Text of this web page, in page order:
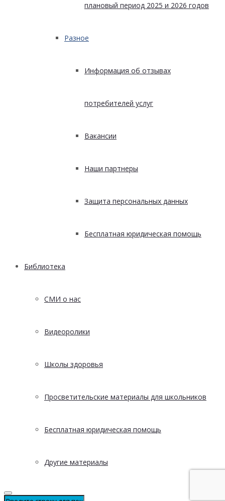
плановый период 2025 и 2026 годов
Разное
Информация об отзывах
потребителей услуг
Вакансии
Наши партнеры
Защита персональных данных
Бесплатная юридическая помощь
Библиотека
СМИ о нас
Видеоролики
Школы здоровья
Просветительские материалы для школьников
Бесплатная юридическая помощь
Другие материалы